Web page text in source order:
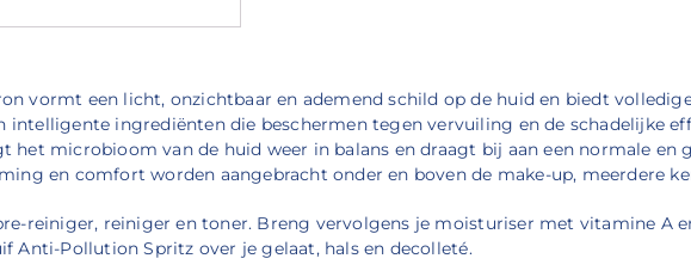
vormt een licht, onzichtbaar en ademend schild op de huid en biedt
intelligente ingrediënten die beschermen tegen vervuiling en de schadelijke
microbioom van de huid weer in balans en draagt bij aan een normale en
en comfort worden aangebracht onder en boven de make-up, meerdere
reiniger, reiniger en toner. Breng vervolgens je moisturiser met vitamine A
Anti-Pollution Spritz over je gelaat, hals en decolleté.